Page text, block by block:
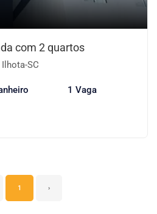
com 2 quartos
SC
1 Vaga
1 ›